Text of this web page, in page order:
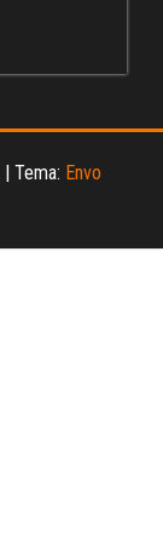
| Tema: Envo